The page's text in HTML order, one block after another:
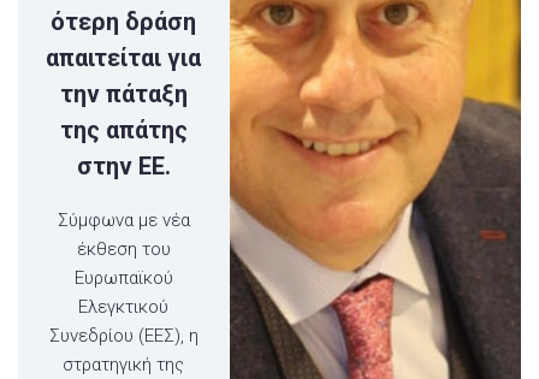
ότερη δράση
απαιτείται για
την πάταξη
της απάτης
στην ΕΕ.
Σύμφωνα με νέα
έκθεση του
Ευρωπαϊκού
Ελεγκτικού
Συνεδρίου (ΕΕΣ), η
στρατηγική της